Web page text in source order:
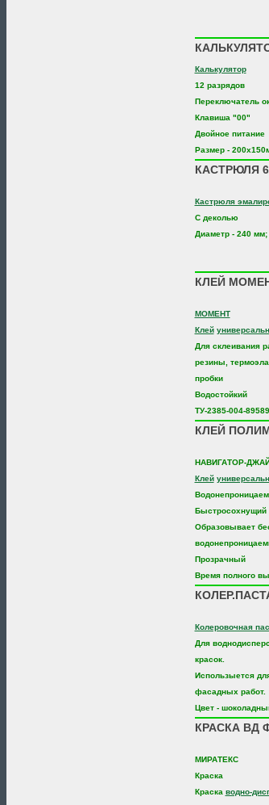
Калькулятор
12 разрядов
Переключатель
Клавиша "00"
Двойное питание
Размер -
КАСТРЮЛЯ
Кастрюля
С деколью
Диаметр - 240 мм;
КЛЕЙ
МОМЕНТ
Клей
Для склеивания
резины,
пробки
Водостойкий
ТУ-2385-004-
КЛЕЙ
НАВИГАТОР-
Клей
Быстросохнущий
Образовывает
Прозрачный
Время полного
Колеровочная
Для
красок.
Использыется
фасадных работ.
Цвет -
КРАСКА ВД
МИРАТЕКС
Краска
Краска водно-